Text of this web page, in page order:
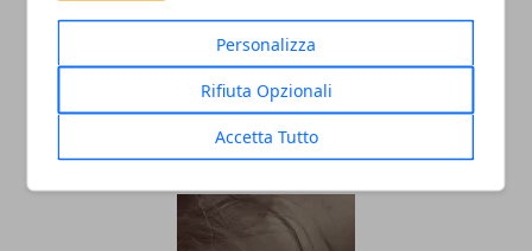
Personalizza
Rifiuta Opzionali
Accetta Tutto